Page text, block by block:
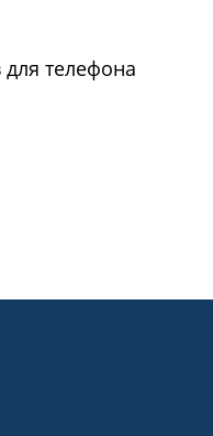
для телефона